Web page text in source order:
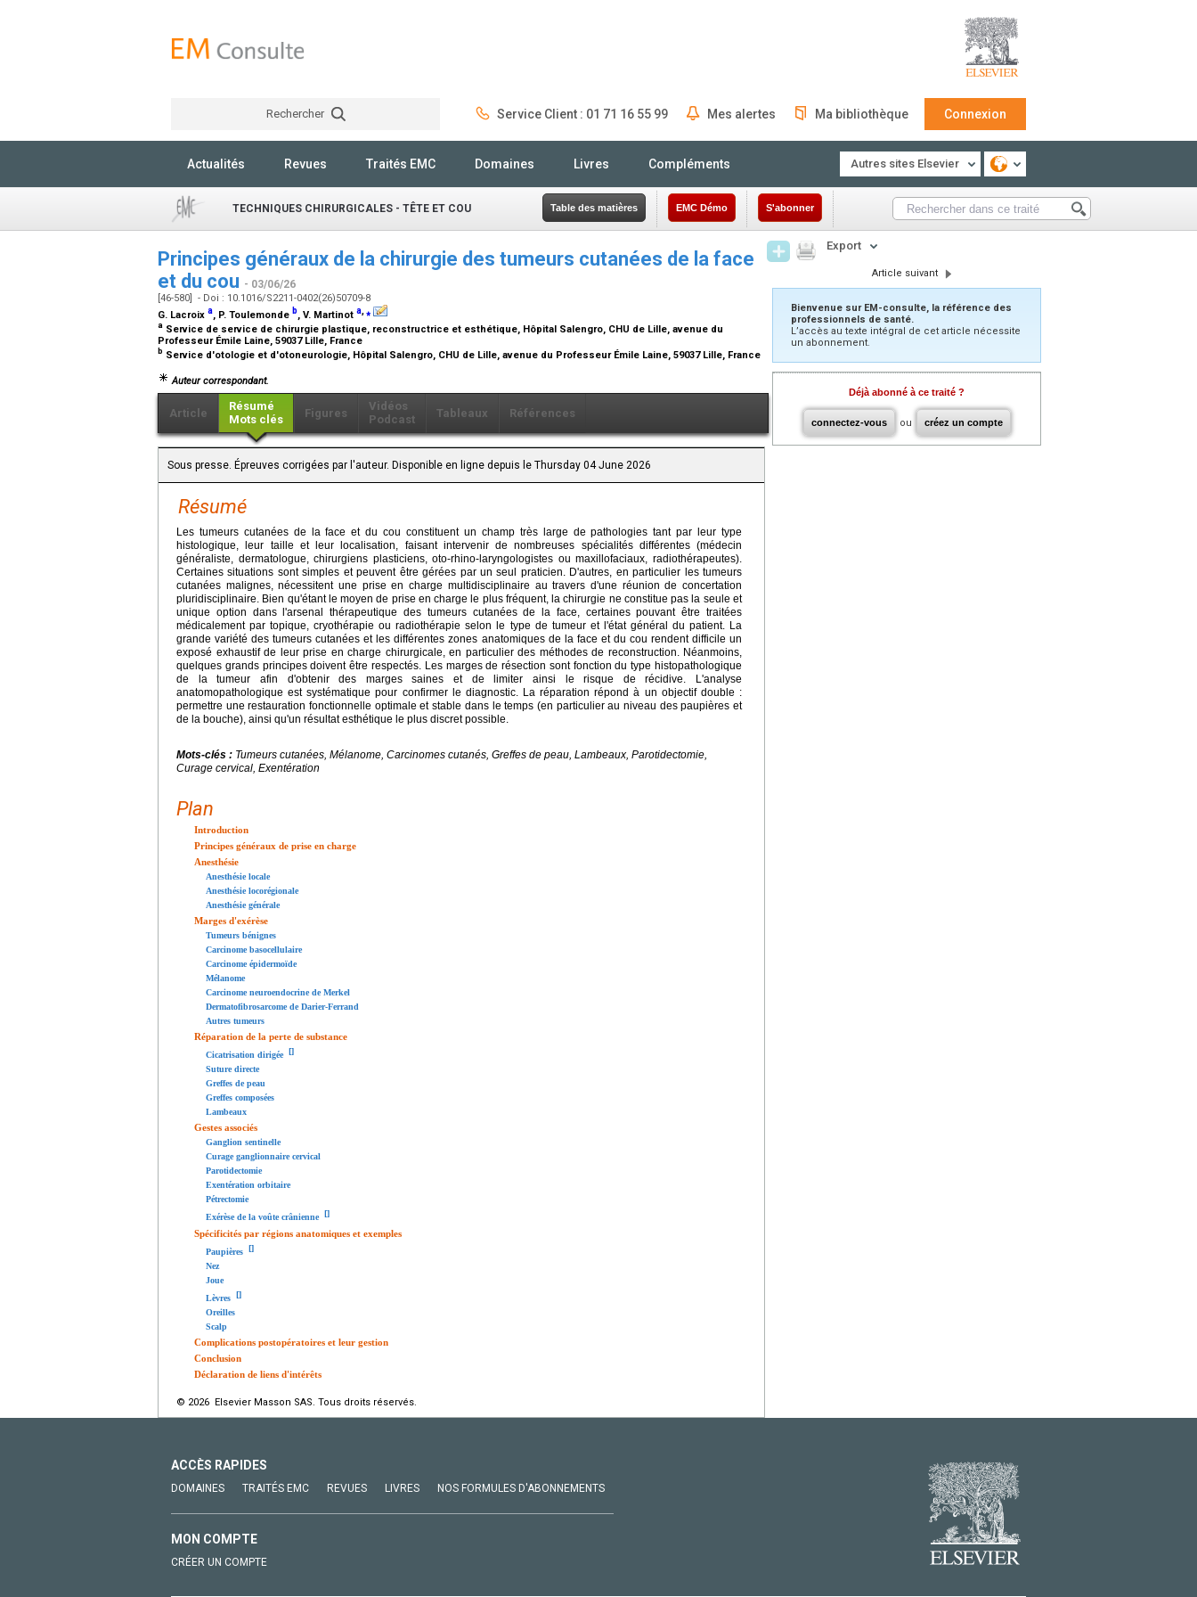
Rechercher Service Client : 01 71 16 55 99 Mes alertes Ma bibliothèque Connexion
Actualités Revues Traités EMC Domaines Livres Compléments Autres sites Elsevier
TECHNIQUES CHIRURGICALES - TÊTE ET COU Table des matières EMC Démo S'abonner
Principes généraux de la chirurgie des tumeurs cutanées de la face
et du cou - 03/06/26
[46-580] - Doi : 10.1016/S2211-0402(26)50709-8
G. Lacroix a, P. Toulemonde b, V. Martinot a,⁎
a Service de service de chirurgie plastique, reconstructrice et esthétique, Hôpital Salengro, CHU de Lille, avenue du
Professeur Émile Laine, 59037 Lille, France
b Service d'otologie et d'otoneurologie, Hôpital Salengro, CHU de Lille, avenue du Professeur Émile Laine, 59037 Lille, France
Auteur correspondant.
Article
Résumé
Mots clés
Figures
Vidéos
Podcast
Tableaux Références
Sous presse. Épreuves corrigées par l'auteur. Disponible en ligne depuis le Thursday 04 June 2026
Résumé
Les tumeurs cutanées de la face et du cou constituent un champ très large de pathologies tant par leur type
histologique, leur taille et leur localisation, faisant intervenir de nombreuses spécialités différentes (médecin
généraliste, dermatologue, chirurgiens plasticiens, oto-rhino-laryngologistes ou maxillofaciaux, radiothérapeutes).
Certaines situations sont simples et peuvent être gérées par un seul praticien. D'autres, en particulier les tumeurs
cutanées malignes, nécessitent une prise en charge multidisciplinaire au travers d'une réunion de concertation
pluridisciplinaire. Bien qu'étant le moyen de prise en charge le plus fréquent, la chirurgie ne constitue pas la seule et
unique option dans l'arsenal thérapeutique des tumeurs cutanées de la face, certaines pouvant être traitées
médicalement par topique, cryothérapie ou radiothérapie selon le type de tumeur et l'état général du patient. La
grande variété des tumeurs cutanées et les différentes zones anatomiques de la face et du cou rendent difficile un
exposé exhaustif de leur prise en charge chirurgicale, en particulier des méthodes de reconstruction. Néanmoins,
quelques grands principes doivent être respectés. Les marges de résection sont fonction du type histopathologique
de la tumeur afin d'obtenir des marges saines et de limiter ainsi le risque de récidive. L'analyse
anatomopathologique est systématique pour confirmer le diagnostic. La réparation répond à un objectif double :
permettre une restauration fonctionnelle optimale et stable dans le temps (en particulier au niveau des paupières et
de la bouche), ainsi qu'un résultat esthétique le plus discret possible.
Mots-clés : Tumeurs cutanées, Mélanome, Carcinomes cutanés, Greffes de peau, Lambeaux, Parotidectomie,
Curage cervical, Exentération
Plan
Introduction
Principes généraux de prise en charge
Anesthésie
Anesthésie locale
Anesthésie locorégionale
Anesthésie générale
Marges d'exérèse
Tumeurs bénignes
Carcinome basocellulaire
Carcinome épidermoïde
Mélanome
Carcinome neuroendocrine de Merkel
Dermatofibrosarcome de Darier-Ferrand
Autres tumeurs
Réparation de la perte de substance
Cicatrisation dirigée []
Suture directe
Greffes de peau
Greffes composées
Lambeaux
Gestes associés
Ganglion sentinelle
Curage ganglionnaire cervical
Parotidectomie
Exentération orbitaire
Pétrectomie
Exérèse de la voûte crânienne []
Spécificités par régions anatomiques et exemples
Paupières []
Nez
Joue
Lèvres []
Oreilles
Scalp
Complications postopératoires et leur gestion
Conclusion
Déclaration de liens d'intérêts
© 2026 Elsevier Masson SAS. Tous droits réservés.
Export
Article suivant
Bienvenue sur EM-consulte, la référence des
professionnels de santé.
L’accès au texte intégral de cet article nécessite
un abonnement.
Déjà abonné à ce traité ?
connectez-vous ou créez un compte
ACCÈS RAPIDES
DOMAINES TRAITÉS EMC REVUES LIVRES NOS FORMULES D'ABONNEMENTS
MON COMPTE
CRÉER UN COMPTE